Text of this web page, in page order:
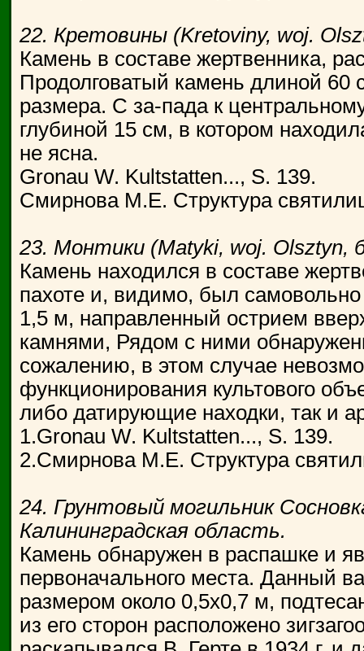
22. Кретовины (Kretoviny, woj.
Камень в составе жертвенника,
Продолговатый камень длиной
размера. С за-пада к
глубиной 15 см, в котором
не ясна.
Gronau W. Kultstatten..., S. 139.
Смирнова М.Е. Структура
23. Монтики (Matyki, woj.
Камень находился в составе
пахоте и, видимо, был
1,5 м, направленный острием
камнями, Рядом с ними
сожалению, в этом случае
функционирования культового
либо датирующие находки, так и
1.Gronau W. Kultstatten..., S. 139.
2.Смирнова М.Е. Структура
24. Грунтовый могильник
Калининградская область.
Камень обнаружен в распашке и
первоначального места. Данный
размером около 0,5x0,7 м,
из его сторон расположено